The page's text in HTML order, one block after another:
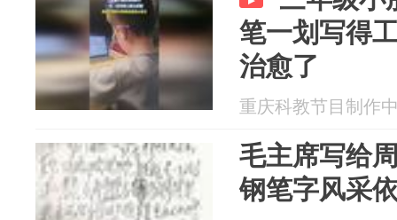
笔一划写得
治愈了
重庆科教节目制作
毛主席写给
钢笔字风采